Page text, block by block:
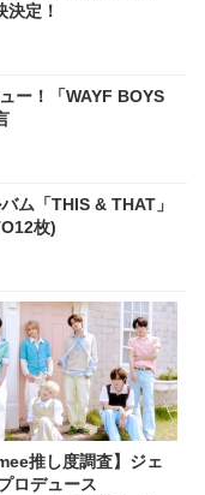
決定！
ー！「WAYF BOYS
ム「THIS & THAT」
枚)
推し度調査】ジェ
ロデュース